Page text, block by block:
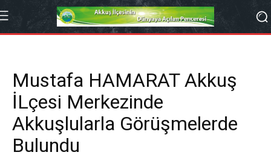
Mustafa HAMARAT Akkuş
İLçesi Merkezinde
Akkuşlularla Görüşmelerde
Bulundu